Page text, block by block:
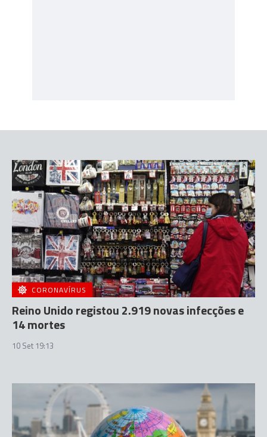
CORONAVÍRUS
Reino Unido registou 2.919 novas infecções e
14 mortes
10 Set 19:13